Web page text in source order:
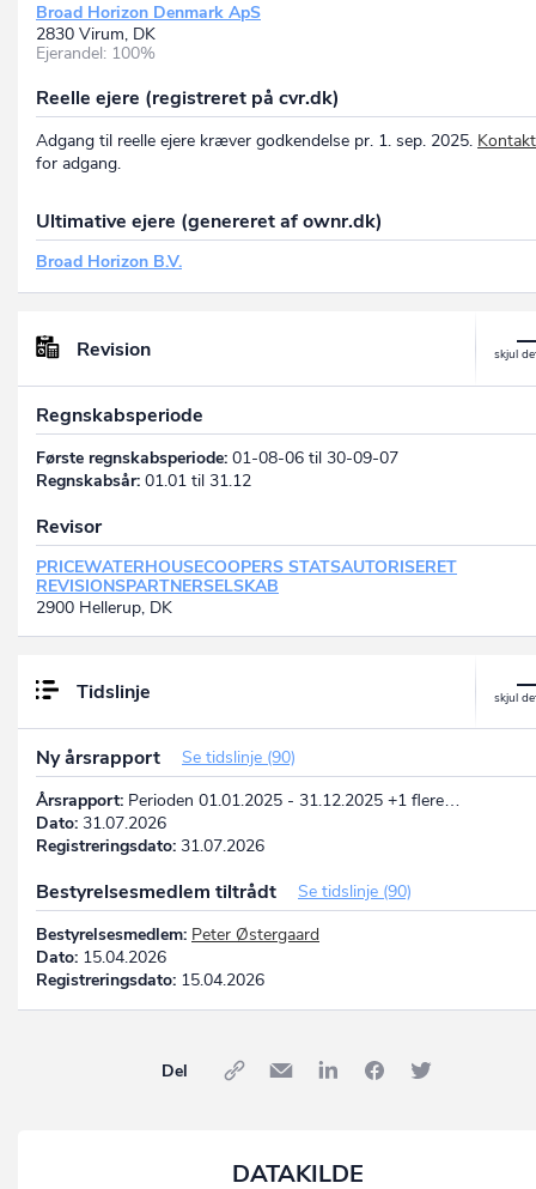
Broad Horizon Denmark ApS
2830 Virum, DK
Ejerandel: 100%
Reelle ejere (registreret på cvr.dk)
Adgang til reelle ejere kræver godkendelse pr. 1. sep. 2025.
for adgang.
Ultimative ejere (genereret af ownr.dk)
Broad Horizon B.V.
Revision
Regnskabsperiode
Første regnskabsperiode: 01-08-06 til 30-09-07
Regnskabsår: 01.01 til 31.12
Revisor
PRICEWATERHOUSECOOPERS STATSAUTORISERET
REVISIONSPARTNERSELSKAB
2900 Hellerup, DK
Tidslinje
Ny årsrapport
Se tidslinje (90)
Årsrapport: Perioden 01.01.2025 - 31.12.2025 +1 flere…
Dato: 31.07.2026
Registreringsdato: 31.07.2026
Bestyrelsesmedlem tiltrådt
Se tidslinje (90)
Bestyrelsesmedlem: Peter Østergaard
Dato: 15.04.2026
Registreringsdato: 15.04.2026
Del
DATAKILDE